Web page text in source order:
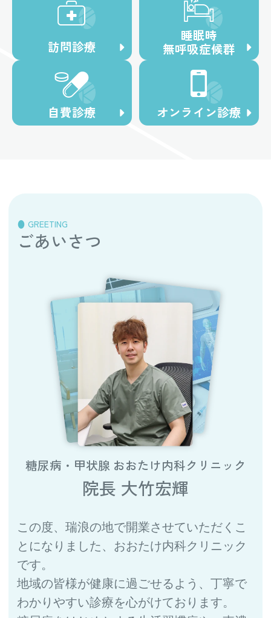
訪問診療
睡眠時
無呼吸症候群
自費診療 オンライン診療
GREETING
ごあいさつ
この度、瑞浪の地で開業させていただくこ
とになりました、おおたけ内科クリニック
です。
地域の皆様が健康に過ごせるよう、丁寧で
わかりやすい診療を心がけております。
糖尿病・甲状腺 おおたけ内科クリニック
院長 大竹宏輝